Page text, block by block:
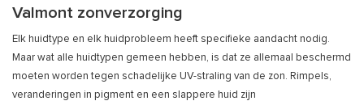
Valmont zonverzorging
Elk huidtype en elk huidprobleem heeft specifieke aandacht nodig.
Maar wat alle huidtypen gemeen hebben, is dat ze allemaal beschermd
moeten worden tegen schadelijke UV-straling van de zon. Rimpels,
veranderingen in pigment en een slappere huid zijn